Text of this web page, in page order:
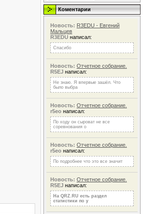
Коментарии
Новость: R3EDU - Евгений
Мальцев
R3EDU написал:
Спасибо
Новость: Отчетное собрание.
R5EJ написал:
Не знаю. Я впервые зашёл. Что
было выбра
Новость: Отчетное собрание.
r5eo написал:
По ходу он сыроват не все
соревнования о
Новость: Отчетное собрание.
r5eo написал:
По подробнее что это все значит
Новость: Отчетное собрание.
R5EJ написал:
На QRZ.RU есть раздел
статистики по у